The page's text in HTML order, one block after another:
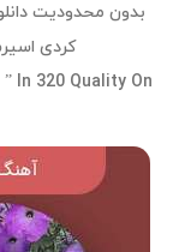
بدون محدودیت
کردی
In 320 Quality On